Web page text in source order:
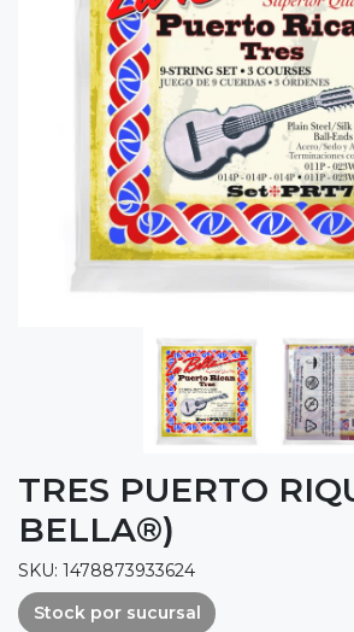
TRES PUERTO
BELLA®)
SKU: 1478873933624
Stock por sucursal